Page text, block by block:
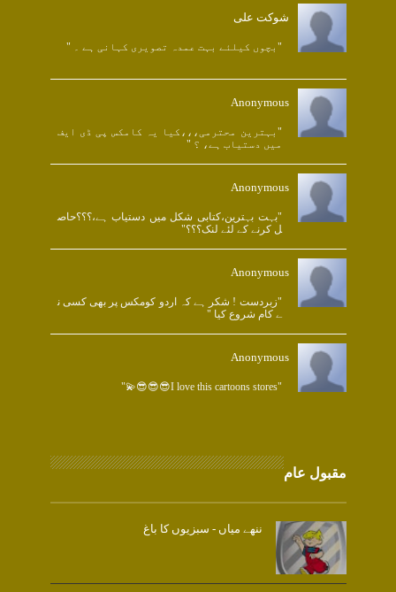
شوکت علی
"بچوں کیلئے بہت عمدہ تصویری کہانی ہے ۔ "
Anonymous
"بہترین محترمی،،،کیا یہ کامکس پی ڈی ایف
میں دستیاب ہے، ؟ "
Anonymous
"بہت بہترین،کتابی شکل میں دستیاب ہے،؟؟؟حاص
ل کرنے کے لئے لنک؟؟؟"
Anonymous
"زبردست ! شکر ہے کہ اردو کومکس پر بھی کسی ن
ے کام شروع کیا "
Anonymous
"I love this cartoons stores😎😎😎💫"
مقبول عام
ننھے میاں - سبزیوں کا باغ